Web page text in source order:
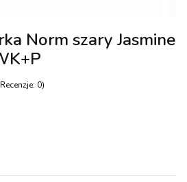
Norm szary Jasmine
0)